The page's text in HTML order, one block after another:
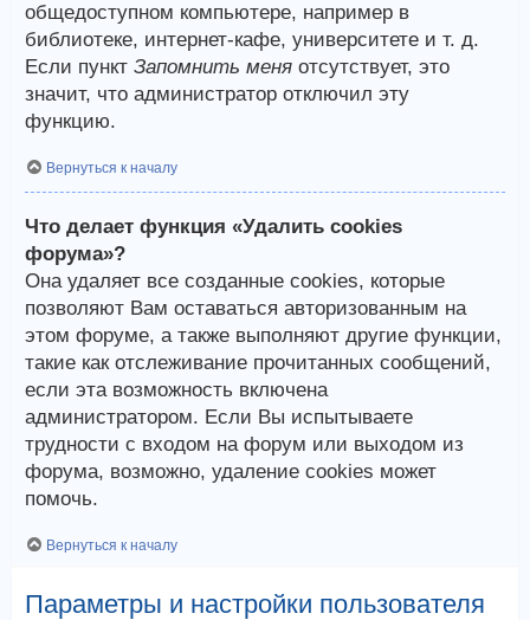
общедоступном компьютере, например в
библиотеке, интернет-кафе, университете и т. д.
Если пункт Запомнить меня отсутствует, это
значит, что администратор отключил эту
функцию.
Вернуться к началу
Что делает функция «Удалить cookies
форума»?
Она удаляет все созданные cookies, которые
позволяют Вам оставаться авторизованным на
этом форуме, а также выполняют другие функции,
такие как отслеживание прочитанных сообщений,
если эта возможность включена
администратором. Если Вы испытываете
трудности с входом на форум или выходом из
форума, возможно, удаление cookies может
помочь.
Вернуться к началу
Параметры и настройки пользователя